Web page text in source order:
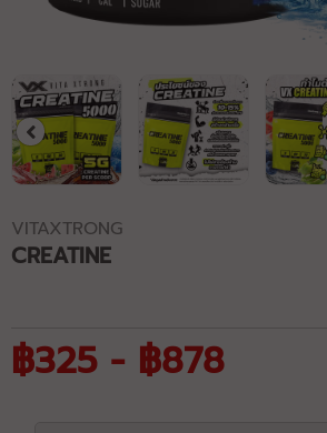
VITAXTRONG
CREATINE
฿325 - ฿878